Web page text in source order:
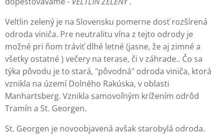
Veltlin zelený je na Slovensku pomerne dosť rozšírená
odroda viniča. Pre neutralitu vína z tejto odrody je
možné pri ňom tráviť dlhé letné (jasne, že aj zimné a
všetky ostatné ) večery na terase, či v záhrade.. Čo sa
týka pôvodu je to stará, "pôvodná" odroda viniča, ktorá
vznikla na území Dolného Rakúska, v oblasti
Manhartsberg. Vznikla samovoľným krížením odrôd
Tramín a St. Georgen.
St. Georgen je novoobjavená avšak starobylá odroda.